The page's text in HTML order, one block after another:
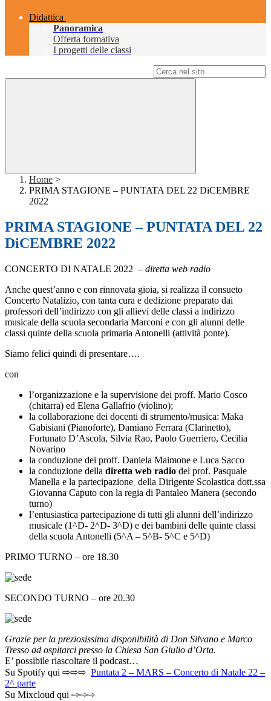
Didattica
Panoramica
Offerta formativa
I progetti delle classi
Home >
PRIMA STAGIONE – PUNTATA DEL 22 DiCEMBRE
2022
PRIMA STAGIONE – PUNTATA DEL 22
DiCEMBRE 2022
CONCERTO DI NATALE 2022 – diretta web radio
Anche quest’anno e con rinnovata gioia, si realizza il consueto
Concerto Natalizio, con tanta cura e dedizione preparato dai
professori dell’indirizzo con gli allievi delle classi a indirizzo
musicale della scuola secondaria Marconi e con gli alunni delle
classi quinte della scuola primaria Antonelli (attività ponte).
Siamo felici quindi di presentare….
con
l’organizzazione e la supervisione dei proff. Mario Cosco
(chitarra) ed Elena Gallafrio (violino);
la collaborazione dei docenti di strumento/musica: Maka
Gabisiani (Pianoforte), Damiano Ferrara (Clarinetto),
Fortunato D’Ascola, Silvia Rao, Paolo Guerriero, Cecilia
Novarino
la conduzione dei proff. Daniela Maimone e Luca Sacco
la conduzione della diretta web radio del prof. Pasquale
Manella e la partecipazione della Dirigente Scolastica dott.ssa
Giovanna Caputo con la regia di Pantaleo Manera (secondo
turno)
l’entusiastica partecipazione di tutti gli alunni dell’indirizzo
musicale (1^D- 2^D- 3^D) e dei bambini delle quinte classi
della scuola Antonelli (5^A – 5^B- 5^C e 5^D)
PRIMO TURNO – ore 18.30
SECONDO TURNO – ore 20.30
Grazie per la preziosissima disponibilità di Don Silvano e Marco
Tresso ad ospitarci presso la Chiesa San Giulio d’Orta.
E’ possibile riascoltare il podcast…
Su Spotify qui ⇨⇨⇨ Puntata 2 – MARS – Concerto di Natale 22 –
2^ parte
Su Mixcloud qui ⇨⇨⇨